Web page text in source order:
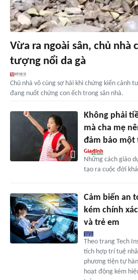
Vừa ra ngoài sân, chủ nhà
tượng nổi da gà
Chủ nhà vô cùng sợ hãi khi chứng kiến cảnh
đang nuốt chửng con ếch trong sân nhà.
Không phải
mà cha mẹ
đảm bảo một
Những cách giáo
tạo ra cuộc đời
Cảm biến an
kém chính
và trẻ em
Theo trang Tech
tích hợp trí tuệ
phương tiện tự
hoạt động kém